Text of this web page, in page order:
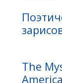
The